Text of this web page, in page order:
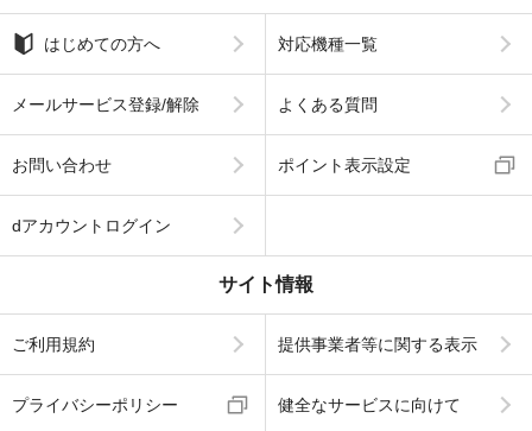
はじめての方へ 対応機種一覧
メールサービス登録/解除 よくある質問
お問い合わせ ポイント表示設定
dアカウントログイン
サイト情報
ご利用規約 提供事業者等に関する表示
プライバシーポリシー 健全なサービスに向けて